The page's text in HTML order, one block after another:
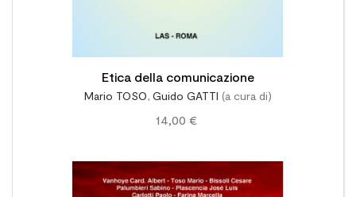
Etica della comunicazione
Mario TOSO, Guido GATTI (a cura di)
14,00 €